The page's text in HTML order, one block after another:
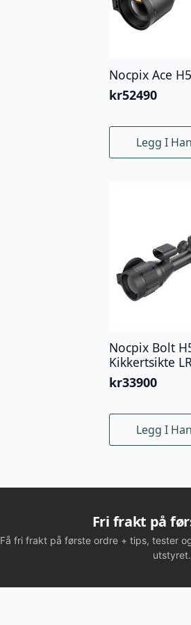
Nocpix Ace
kr52490
Legg I
Nocpix Bolt
Kikkertsikte
kr33900
Legg I
Fri frakt på
Få fri frakt på første ordre + tips, tester
utstyret.